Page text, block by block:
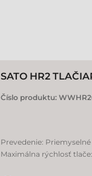
SATO HR2
Číslo produktu:
Prevedenie: Priemyselné
Maximálna rýchlosť